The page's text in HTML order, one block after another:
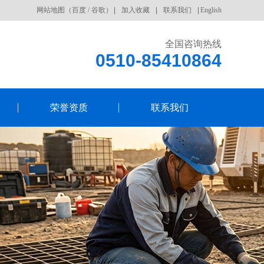
网站地图 （百度 / 谷歌 ） 加入收藏 联系我们 English
全国咨询热线
0510-85410864
荣誉资质 联系我们